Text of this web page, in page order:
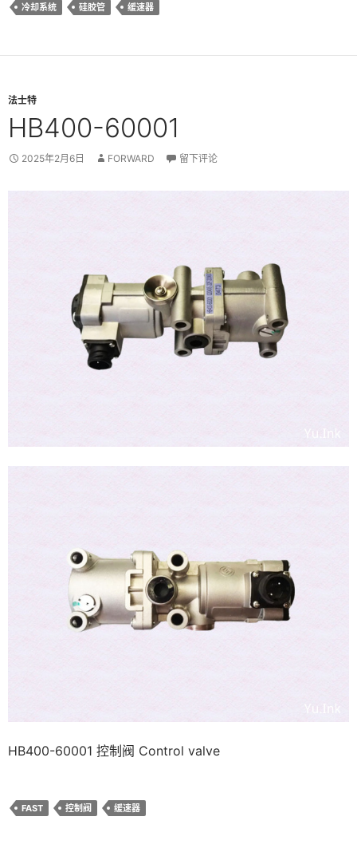
冷却系统 硅胶管 缓速器
法士特
HB400-60001
2025年2月6日 FORWARD 留下评论
HB400-60001 控制阀 Control valve
FAST 控制阀 缓速器